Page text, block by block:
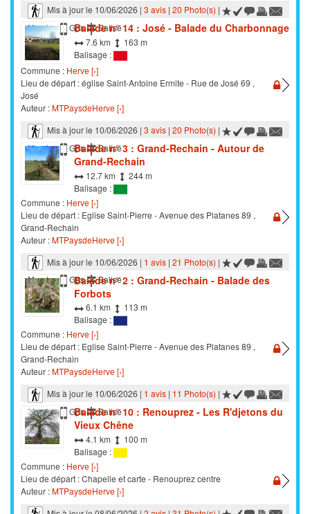
Mis à jour le 10/06/2026 | 3 avis| 20 Photo(s) |
Marche
Gps Balisé
Balade n° 14 : José - Balade du Charbonnage
7.6 km
163 m
Balisage :
Commune : Herve [›]
Lieu de départ : église Saint-Antoine Ermite - Rue de José 69 ,
José
Auteur :MTPaysdeHerve [›]
Mis à jour le 10/06/2026 | 3 avis| 20 Photo(s) |
Marche
Gps Balisé
Balade n° 3 : Grand-Rechain - Autour de
Grand-Rechain
12.7 km
244 m
Balisage :
Commune : Herve [›]
Lieu de départ : Eglise Saint-Pierre - Avenue des Platanes 89 ,
Grand-Rechain
Auteur :MTPaysdeHerve [›]
Mis à jour le 10/06/2026 | 1 avis| 21 Photo(s) |
Marche
Gps Balisé
Balade n° 2 : Grand-Rechain - Balade des
Forbots
6.1 km
113 m
Balisage :
Commune : Herve [›]
Lieu de départ : Eglise Saint-Pierre - Avenue des Platanes 89 ,
Grand-Rechain
Auteur :MTPaysdeHerve [›]
Mis à jour le 10/06/2026 | 1 avis| 11 Photo(s) |
Marche
Gps Balisé
Balade n° 10 : Renouprez - Les R'djetons du
Vieux Chêne
4.1 km
100 m
Balisage :
Commune : Herve [›]
Lieu de départ : Chapelle et carte - Renouprez centre
Auteur :MTPaysdeHerve [›]